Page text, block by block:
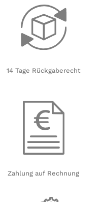
14 Tage Rückgaberecht
Zahlung auf Rechnung